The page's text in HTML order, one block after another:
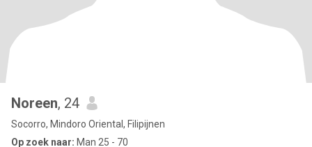
Noreen, 24
Socorro, Mindoro Oriental, Filipijnen
Op zoek naar: Man 25 - 70